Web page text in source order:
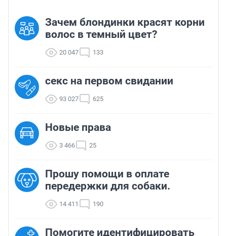
Зачем блондинки красят корни
волос в темный цвет?
20 047 133
секс на первом свидании
93 027 625
Новые права
3 466 25
Прошу помощи в оплате
передержки для собаки.
14 411 190
Помогите идентифицировать